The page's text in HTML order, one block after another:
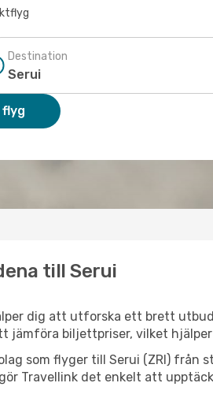
Destination
till Serui
dig att utforska ett brett
jämföra biljettpriser, vilket
som flyger till Serui (ZRI) från
Travellink det enkelt att